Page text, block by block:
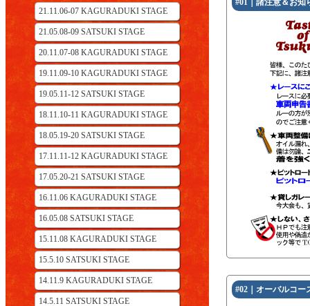
21.11.06-07 KAGURADUKI STAGE
21.05.08-09 SATSUKI STAGE
20.11.07-08 KAGURADUKI STAGE
19.11.09-10 KAGURADUKI STAGE
19.05.11-12 SATSUKI STAGE
18.11.10-11 KAGURADUKI STAGE
18.05.19-20 SATSUKI STAGE
17.11.11-12 KAGURADUKI STAGE
17.05.20-21 SATSUKI STAGE
16.11.06 KAGURADUKI STAGE
16.05.08 SATSUKI STAGE
15.11.08 KAGURADUKI STAGE
15.5.10 SATSUKI STAGE
14.11.9 KAGURADUKI STAGE
14.5.11 SATSUKI STAGE
#01｜諸注意＆お
#02｜オーバルコ